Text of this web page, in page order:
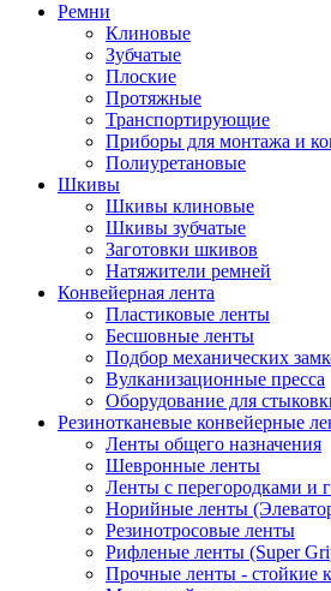
Ремни
Клиновые
Зубчатые
Плоские
Протяжные
Транспортирующие
Приборы для монтажа и
Полиуретановые
Шкивы
Шкивы клиновые
Шкивы зубчатые
Заготовки шкивов
Натяжители ремней
Конвейерная лента
Пластиковые ленты
Бесшовные ленты
Подбор механических
Вулканизационные пресса
Оборудование для
Резинотканевые конвейерные
Ленты общего назначения
Шевронные ленты
Ленты с перегородками и
Норийные ленты
Резинотросовые ленты
Рифленые ленты (Super
Прочные ленты - стойкие